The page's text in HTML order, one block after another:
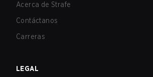
Acerca de Strafe
Contáctanos
Carreras
LEGAL